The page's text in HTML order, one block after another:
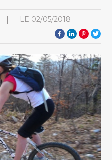
LE 02/05/2018